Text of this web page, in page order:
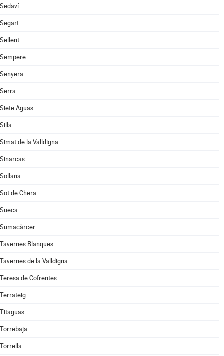
Sedaví
Segart
Sellent
Sempere
Senyera
Serra
Siete Aguas
Silla
Simat de la Valldigna
Sinarcas
Sollana
Sot de Chera
Sueca
Sumacàrcer
Tavernes Blanques
Tavernes de la Valldigna
Teresa de Cofrentes
Terrateig
Titaguas
Torrebaja
Torrella